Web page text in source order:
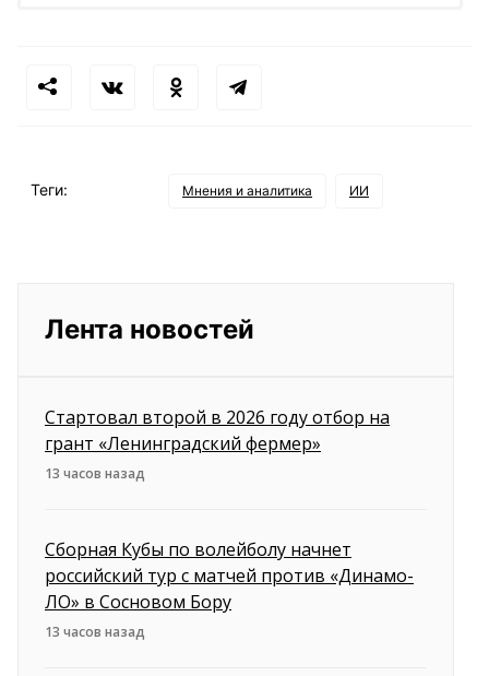
Теги: Мнения и аналитика ИИ
Лента новостей
Стартовал второй в 2026 году отбор на
грант «Ленинградский фермер»
13 часов назад
Сборная Кубы по волейболу начнет
российский тур с матчей против «Динамо-
ЛО» в Сосновом Бору
13 часов назад